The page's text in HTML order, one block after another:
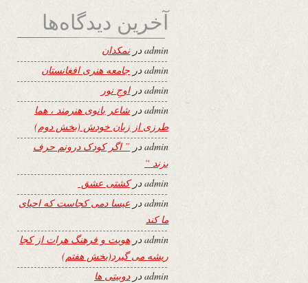
آخرین دیدگاه‌ها
adminدرنمکدان
adminدر جامعه هنری افغانستان
adminدراوجِ نور
adminدر شاعر بانوی هنرمند ، هما
طرزی از زبان خودش (بخش دوم)
adminدر ” اگر کودک درونم حرف
بزند “
adminدرکشتی عشق
adminدر عیسا دمی کجاست که احیای
ما کند
adminدر هویت و فرهنگ هرات از کجا
ریشه می گیرد(بخش هفتم)
adminدردوبیتی ها